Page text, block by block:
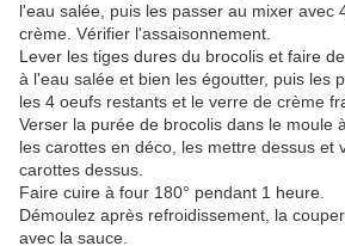
l'eau salée, puis les passer au mixer avec
crème. Vérifier l'assaisonnement.
Lever les tiges dures du brocolis et faire
à l'eau salée et bien les égoutter, puis les
les 4 oeufs restants et le verre de crème
Verser la purée de brocolis dans le moule
les carottes en déco, les mettre dessus et
carottes dessus.
Faire cuire à four 180° pendant 1 heure.
Démoulez après refroidissement, la
avec la sauce.